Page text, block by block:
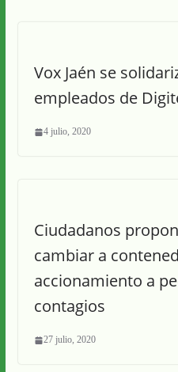
Vox Jaén se
empleados de
4 julio, 2020
Ciudadanos
cambiar a
accionamiento a
contagios
27 julio, 2020